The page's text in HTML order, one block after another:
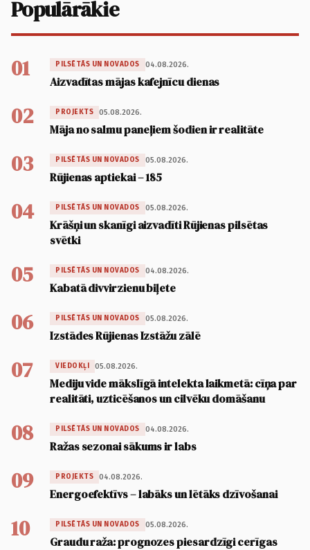
Populārākie
01 PILSĒTĀS UN NOVADOS 04.08.2026.
Aizvadītas mājas kafejnīcu dienas
02 PROJEKTS 05.08.2026.
Māja no salmu paneļiem šodien ir realitāte
03 PILSĒTĀS UN NOVADOS 05.08.2026.
Rūjienas aptiekai – 185
04 PILSĒTĀS UN NOVADOS 05.08.2026.
Krāšņi un skanīgi aizvadīti Rūjienas pilsētas
svētki
05 PILSĒTĀS UN NOVADOS 04.08.2026.
Kabatā divvirzienu biļete
06 PILSĒTĀS UN NOVADOS 05.08.2026.
Izstādes Rūjienas Izstāžu zālē
07 VIEDOKĻI 05.08.2026.
Mediju vide mākslīgā intelekta laikmetā: cīņa par
realitāti, uzticēšanos un cilvēku domāšanu
08 PILSĒTĀS UN NOVADOS 04.08.2026.
Ražas sezonai sākums ir labs
09 PROJEKTS 04.08.2026.
Energoefektīvs – labāks un lētāks dzīvošanai
10 PILSĒTĀS UN NOVADOS 05.08.2026.
Graudu raža: prognozes piesardzīgi cerīgas